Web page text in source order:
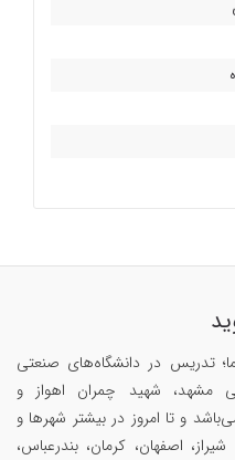
تدریس در دانشگاه‌های صنعتی
مشهد، شهید چمران اهواز و
و تا امروز در بیشتر شهرها و
اصفهان، کرمان، بندرعباس،